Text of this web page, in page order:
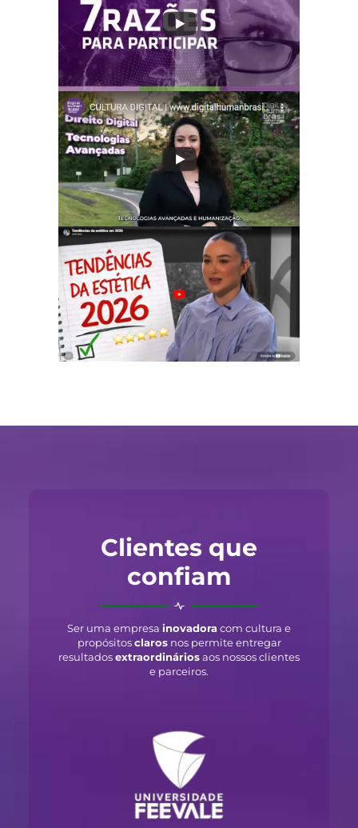
Clientes que
confiam
Ser uma empresa inovadoracom cultura e
propósitosclarosnos permite entregar
resultadosextraordináriosaos nossos clientes
e parceiros.